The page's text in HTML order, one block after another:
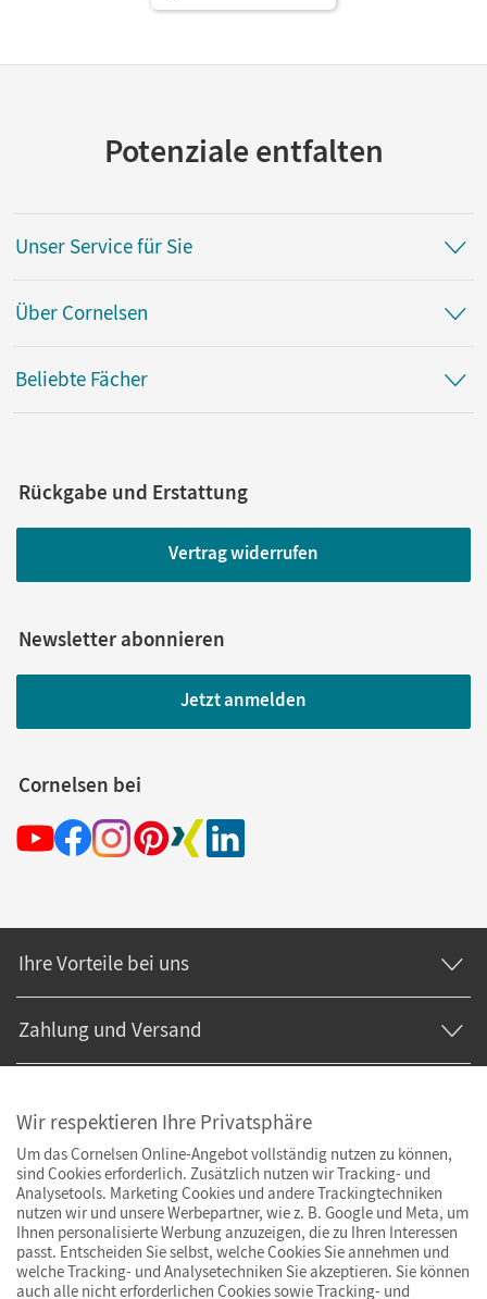
Potenziale entfalten
Unser Service für Sie
Über Cornelsen
Beliebte Fächer
Rückgabe und Erstattung
Vertrag widerrufen
Newsletter abonnieren
Jetzt anmelden
Cornelsen bei
Ihre Vorteile bei uns
Zahlung und Versand
Wir respektieren Ihre Privatsphäre
Um das Cornelsen Online-Angebot vollständig nutzen zu können,
sind Cookies erforderlich. Zusätzlich nutzen wir Tracking- und
Analysetools. Marketing Cookies und andere Trackingtechniken
nutzen wir und unsere Werbepartner, wie z. B. Google und Meta, um
Ihnen personalisierte Werbung anzuzeigen, die zu Ihren Interessen
passt. Entscheiden Sie selbst, welche Cookies Sie annehmen und
welche Tracking- und Analysetechniken Sie akzeptieren. Sie können
auch alle nicht erforderlichen Cookies sowie Tracking- und